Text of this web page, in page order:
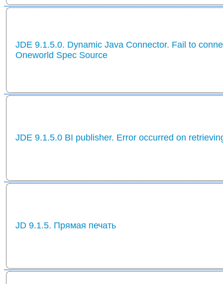
JDE 9.1.5.0. Dynamic Java Connector. Fail to
Oneworld Spec Source
JDE 9.1.5.0 BI publisher. Error occurred on
JD 9.1.5. Прямая печать